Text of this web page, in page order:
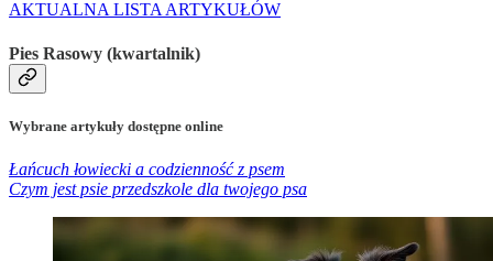
AKTUALNA LISTA ARTYKUŁÓW
Pies Rasowy (kwartalnik)
Wybrane artykuły dostępne online
Łańcuch łowiecki a codzienność z psem
Czym jest psie przedszkole dla twojego psa